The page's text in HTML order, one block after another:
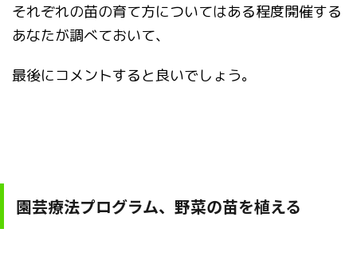
それぞれの苗の育て方についてはある程度開催する
あなたが調べておいて、
最後にコメントすると良いでしょう。
園芸療法プログラム、野菜の苗を植える